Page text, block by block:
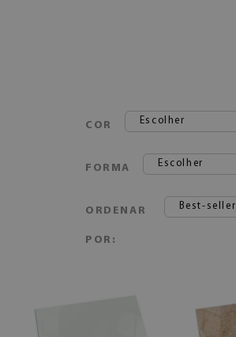
COR Escolher
FORMA Escolher
ORDENAR
POR:
Best-seller